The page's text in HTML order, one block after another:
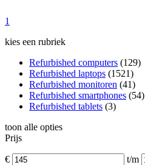
1
kies een rubriek
Refurbished computers (129)
Refurbished laptops (1521)
Refurbished monitoren (41)
Refurbished smartphones (54)
Refurbished tablets (3)
toon alle opties
Prijs
€ t/m